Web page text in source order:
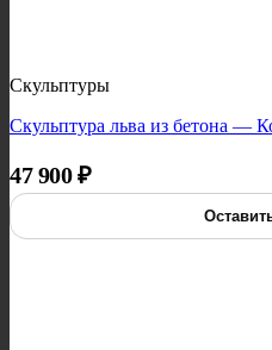
Скульптуры
Скульптура льва из бетона —
47 900₽